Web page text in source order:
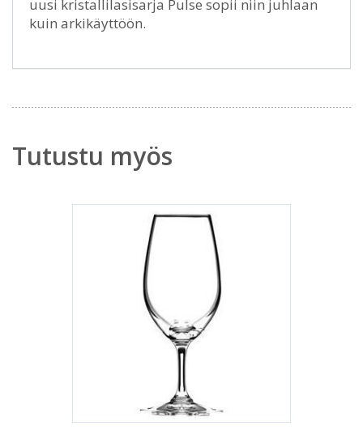
uusi kristallilasisarja Pulse sopii niin juhlaan
kuin arkikäyttöön.
Tutustu myös